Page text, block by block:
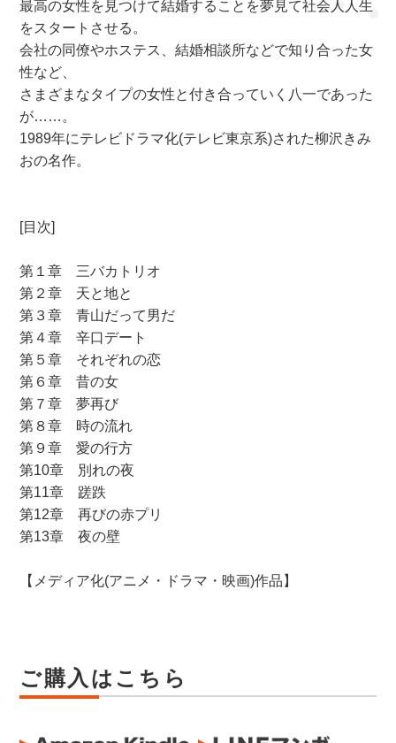
最高の女性を見つけて結婚することを夢見て社会人人生
をスタートさせる。
会社の同僚やホステス、結婚相談所などで知り合った女
性など、
さまざまなタイプの女性と付き合っていく八一であった
が……。
1989年にテレビドラマ化(テレビ東京系)された柳沢きみ
おの名作。
[目次]
第１章 三バカトリオ
第２章 天と地と
第３章 青山だって男だ
第４章 辛口デート
第５章 それぞれの恋
第６章 昔の女
第７章 夢再び
第８章 時の流れ
第９章 愛の行方
第10章 別れの夜
第11章 蹉跌
第12章 再びの赤プリ
第13章 夜の壁
【メディア化(アニメ・ドラマ・映画)作品】
ご購入はこちら